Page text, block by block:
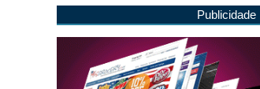
Publicidade